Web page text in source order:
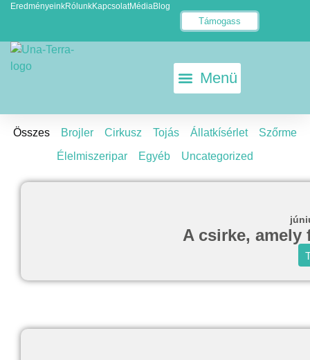
EredményeinkRólunkKapcsolatMédiaBlog
Támogass
Brojler Cirkusz Tojás Állatkísérlet
Szőrme
Élelmiszeripar
Egyéb Uncategorized
Összes
A csirke, amely